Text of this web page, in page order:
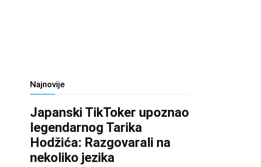
Najnovije
Japanski TikToker upoznao
legendarnog Tarika
Hodžića: Razgovarali na
nekoliko jezika
Salim D. - August 9, 2026